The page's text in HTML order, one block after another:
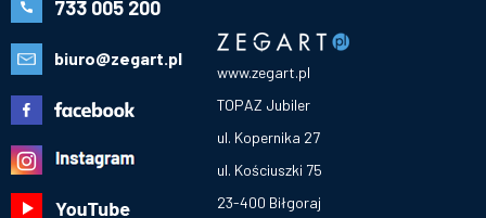
733 005 200
biuro@zegart.pl
www.zegart.pl
TOPAZ Jubiler
ul. Kopernika 27
ul. Kościuszki 75
23-400 Biłgoraj